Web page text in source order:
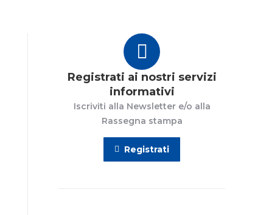
Registrati ai nostri servizi
informativi
Iscriviti alla Newsletter e/o alla
Rassegna stampa
Registrati